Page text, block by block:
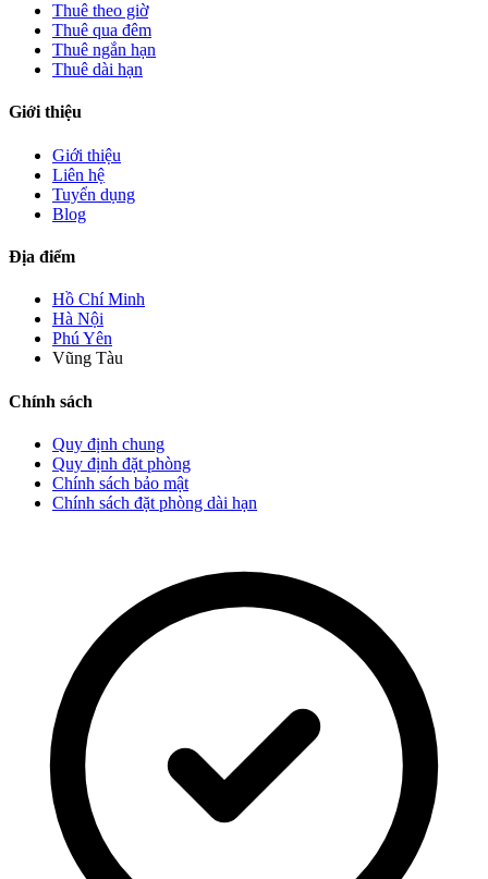
Thuê theo giờ
Thuê qua đêm
Thuê ngắn hạn
Thuê dài hạn
Giới thiệu
Giới thiệu
Liên hệ
Tuyển dụng
Blog
Địa điểm
Hồ Chí Minh
Hà Nội
Phú Yên
Vũng Tàu
Chính sách
Quy định chung
Quy định đặt phòng
Chính sách bảo mật
Chính sách đặt phòng dài hạn